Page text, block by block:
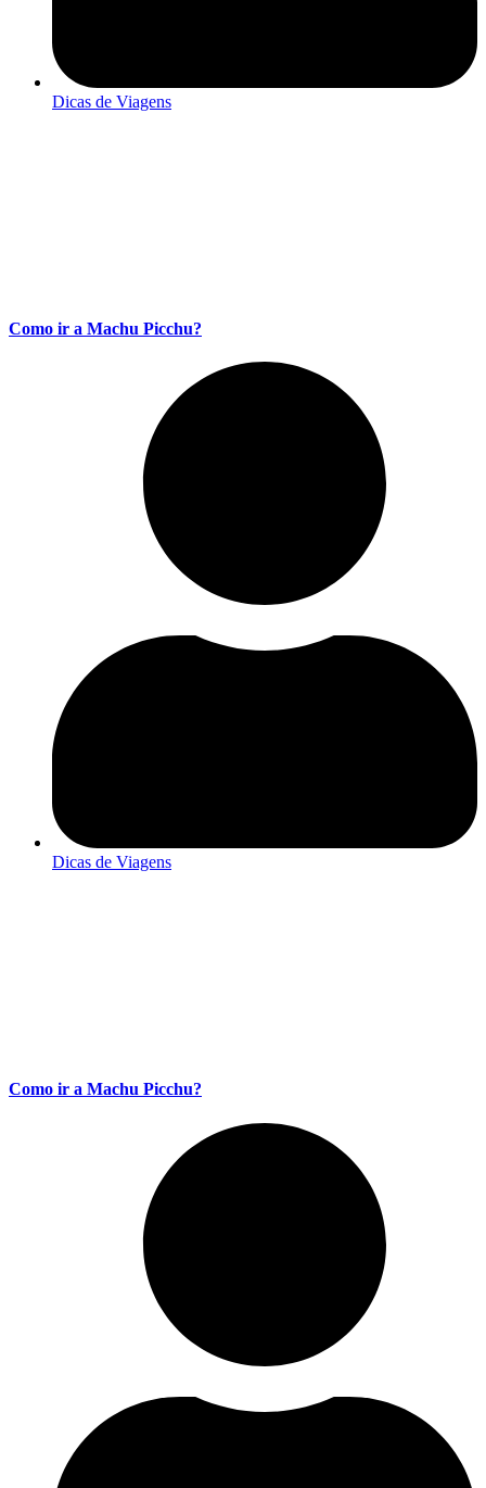
Dicas de Viagens
Como ir a Machu Picchu?
Dicas de Viagens
Como ir a Machu Picchu?